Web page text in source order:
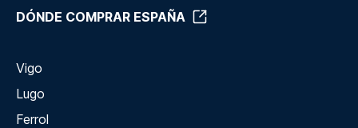
DÓNDE COMPRAR ESPAÑA
Vigo
Lugo
Ferrol